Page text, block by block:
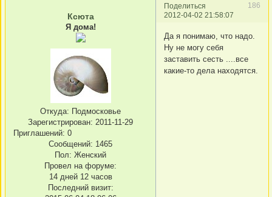
Поделиться
186
2012-04-02 21:58:07
Ксюта
Я дома!
Откуда: Подмосковье
Зарегистрирован: 2011-11-29
Приглашений: 0
Сообщений: 1465
Пол: Женский
Провел на форуме:
14 дней 12 часов
Последний визит:
Да я понимаю, что надо.
Ну не могу себя
заставить сесть ....все
какие-то дела находятся.